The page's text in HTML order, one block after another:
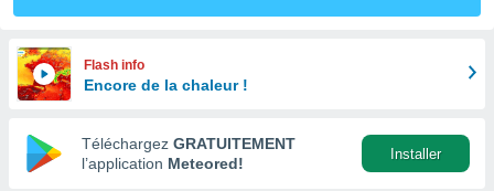
en
Flash info
Encore de la chaleur !
Téléchargez GRATUITEMENT
l’application Meteored!
Installer